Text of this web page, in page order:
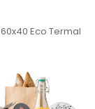
60x40 Eco Termal